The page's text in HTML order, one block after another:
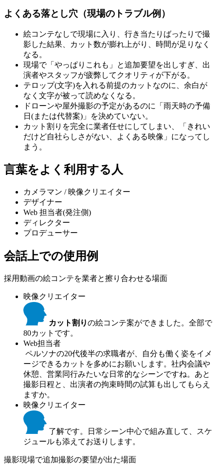
よくある落とし穴（現場のトラブル例）
絵コンテなしで現場に入り、行き当たりばったりで撮
影した結果、カット数が膨れ上がり、時間が足りなく
なる。
現場で「やっぱりこれも」と追加要望を出しすぎ、出
演者やスタッフが疲弊してクオリティが下がる。
テロップ(文字)を入れる前提のカットなのに、余白が
なく文字が被って読めなくなる。
ドローンや屋外撮影の予定があるのに「雨天時の予備
日(または代替案)」を決めていない。
カット割りを完全に業者任せにしてしまい、「きれい
だけど自社らしさがない、よくある映像」になってし
まう。
言葉をよく利用する人
カメラマン / 映像クリエイター
デザイナー
Web 担当者(発注側)
ディレクター
プロデューサー
会話上での使用例
採用動画の絵コンテを業者と擦り合わせる場面
映像クリエイター
カット割りの絵コンテ案ができました。全部で
80カットです。
Web担当者
ペルソナの20代後半の求職者が、自分も働く姿をイメ
ージできるカットを多めにお願いします。社内会議や
休憩、営業同行みたいな日常的なシーンですね。あと
撮影日程と、出演者の拘束時間の試算も出してもらえ
ますか。
映像クリエイター
了解です。日常シーン中心で組み直して、スケ
ジュールも添えてお送りします。
撮影現場で追加撮影の要望が出た場面